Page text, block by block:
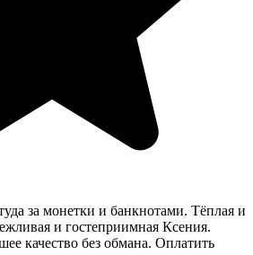
за монетки и банкнотами. Тёплая и
и гостеприимная Ксения.
качество без обмана. Оплатить